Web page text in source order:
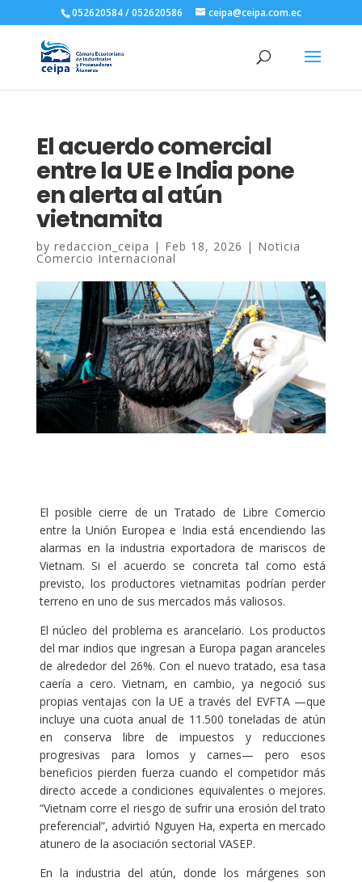
052620584 / 052620586 ceipa@ceipa.com.ec
El acuerdo comercial
entre la UE e India pone
en alerta al atún
vietnamita
by redaccion_ceipa | Feb 18, 2026 | Noticia
Comercio Internacional
El posible cierre de un Tratado de Libre Comercio
entre la Unión Europea e India está encendiendo las
alarmas en la industria exportadora de mariscos de
Vietnam. Si el acuerdo se concreta tal como está
previsto, los productores vietnamitas podrían perder
terreno en uno de sus mercados más valiosos.
El núcleo del problema es arancelario. Los productos
del mar indios que ingresan a Europa pagan aranceles
de alrededor del 26%. Con el nuevo tratado, esa tasa
caería a cero. Vietnam, en cambio, ya negoció sus
propias ventajas con la UE a través del EVFTA —que
incluye una cuota anual de 11.500 toneladas de atún
en conserva libre de impuestos y reducciones
progresivas para lomos y carnes— pero esos
beneficios pierden fuerza cuando el competidor más
directo accede a condiciones equivalentes o mejores.
“Vietnam corre el riesgo de sufrir una erosión del trato
preferencial”, advirtió Nguyen Ha, experta en mercado
atunero de la asociación sectorial VASEP.
En la industria del atún, donde los márgenes son